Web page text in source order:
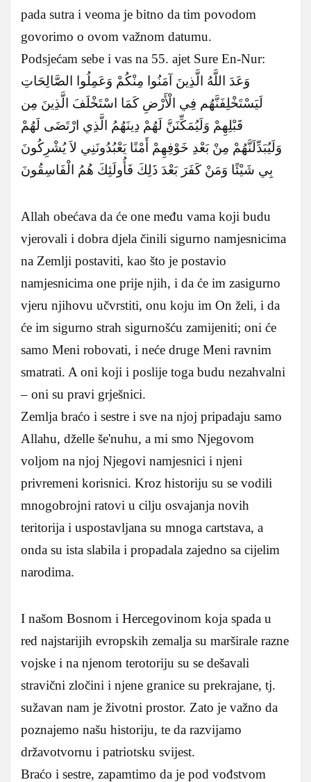
pada sutra i veoma je bitno da tim povodom
govorimo o ovom važnom datumu.
Podsjećam sebe i vas na 55. ajet Sure En-Nur:
وَعَدَ اللَّهُ الَّذِينَ آمَنُوا مِنْكُمْ وَعَمِلُوا الصَّالِحَاتِ
لَيَسْتَخْلِفَنَّهُم فِي الْأَرْضِ كَمَا اسْتَخْلَفَ الَّذِينَ مِن
قَبْلِهِمْ وَلَيُمَكِّنَنَّ لَهُمْ دِينَهُمُ الَّذِي ارْتَضَى لَهُمْ
وَلَيُبَدِّلَنَّهُمْ مِنْ بَعْدِ خَوْفِهِمْ أَمْنًايَعْبُدُونَنِي لاَ يُشْرِكُونَ
بِي شَيْئًا وَمَنْ كَفَرَ بَعْدَ ذَلِكَ فَأُولَئِكَ هُمُ الْفَاسِقُونَ
Allah obećava da će one među vama koji budu
vjerovali i dobra djela činili sigurno namjesnicima
na Zemlji postaviti, kao što je postavio
namjesnicima one prije njih, i da će im zasigurno
vjeru njihovu učvrstiti, onu koju im On želi, i da
će im sigurno strah sigurnošću zamijeniti; oni će
samo Meni robovati, i neće druge Meni ravnim
smatrati. A oni koji i poslije toga budu nezahvalni
– oni su pravi grješnici.
Zemlja braćo i sestre i sve na njoj pripadaju samo
Allahu, dželle še'nuhu, a mi smo Njegovom
voljom na njoj Njegovi namjesnici i njeni
privremeni korisnici. Kroz historiju su se vodili
mnogobrojni ratovi u cilju osvajanja novih
teritorija i uspostavljana su mnoga cartstava, a
onda su ista slabila i propadala zajedno sa cijelim
narodima.
I našom Bosnom i Hercegovinom koja spada u
red najstarijih evropskih zemalja su marširale razne
vojske i na njenom terotoriju su se dešavali
stravični zločini i njene granice su prekrajane, tj.
sužavan nam je životni prostor. Zato je važno da
poznajemo našu historiju, te da razvijamo
državotvornu i patriotsku svijest.
Braćo i sestre, zapamtimo da je pod vođstvom